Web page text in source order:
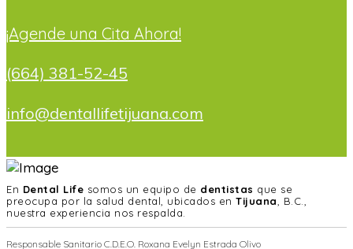
¡Agende una Cita Ahora!
(664) 381-52-45
info@dentallifetijuana.com
En Dental Life somos un equipo de dentistas que se
preocupa por la salud dental, ubicados en Tijuana , B.C.,
nuestra experiencia nos respalda.
Responsable Sanitario C.D.E.O. Roxana Evelyn Estrada Olivo